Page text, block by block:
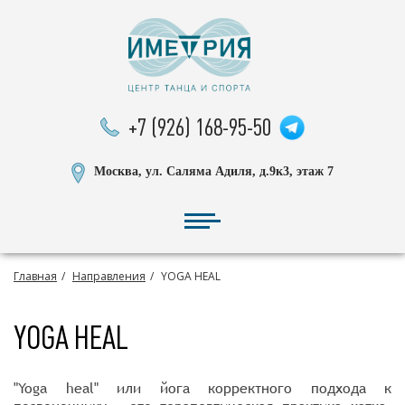
+7 (926) 168-95-50
Москва, ул. Саляма Адиля, д.9к3, этаж 7
Главная Направления YOGA HEAL
YOGA HEAL
"Yoga heal" или йога корректного подхода к